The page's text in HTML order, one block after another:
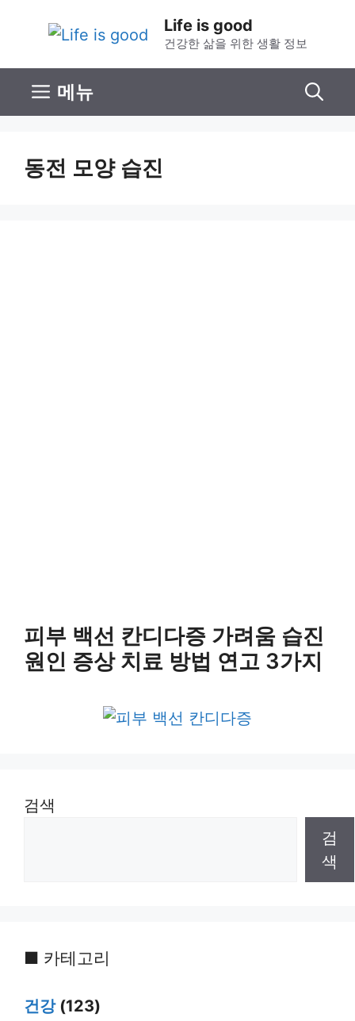
Life is good
건강한 삶을 위한 생활 정보
메뉴
동전 모양 습진
피부 백선 칸디다증 가려움 습진
원인 증상 치료 방법 연고 3가지
검색
검
색
■ 카테고리
건강(123)